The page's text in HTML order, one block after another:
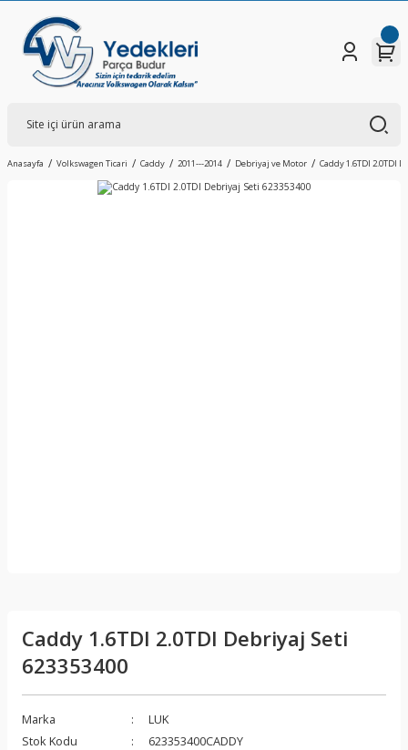
Anasayfa Volkswagen Ticari Caddy 2011---2014 Debriyaj ve Motor Caddy 1.6TDI 2.0TDI
Caddy 1.6TDI 2.0TDI Debriyaj Seti
623353400
Marka
LUK
Stok Kodu
623353400CADDY